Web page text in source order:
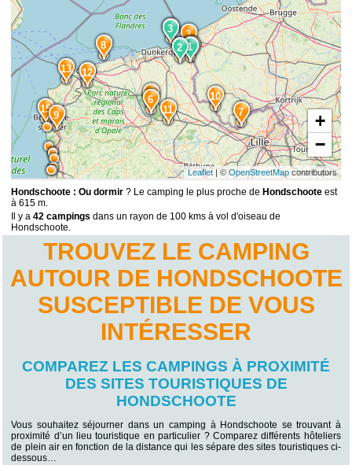
15
13 12
11
10
9
8
7
6
5
4
3
2 1
3
2 1
+
−
Leaflet| © OpenStreetMapcontributors
Hondschoote : Ou dormir ? Le camping le plus proche de Hondschoote est
à 615 m.
Il y a42 campings dans un rayon de 100 kms à vol d'oiseau de
Hondschoote.
TROUVEZ LE CAMPING
AUTOUR DE HONDSCHOOTE
SUSCEPTIBLE DE VOUS
INTÉRESSER
COMPAREZ LES CAMPINGS À PROXIMITÉ
DES SITES TOURISTIQUES DE
HONDSCHOOTE
Vous souhaitez séjourner dans un camping à Hondschoote se trouvant à
proximité d’un lieu touristique en particulier ? Comparez différents hôteliers
de plein air en fonction de la distance qui les sépare des sites touristiques ci-
dessous…